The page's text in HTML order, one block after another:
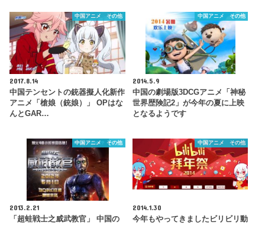
中国アニメ その他
2017.8.14
中国テンセントの銃器擬人化新作
アニメ「槍娘（銃娘）」 OPはな
んとGAR…
中国アニメ その他
2014.5.9
中国の劇場版3DCGアニメ「神秘
世界歴険記2」が今年の夏に上映
となるようです
中国アニメ その他
2013.2.21
「超蛙戦士之威武教官」 中国の
中国アニメ その他
2014.1.30
今年もやってきましたビリビリ動